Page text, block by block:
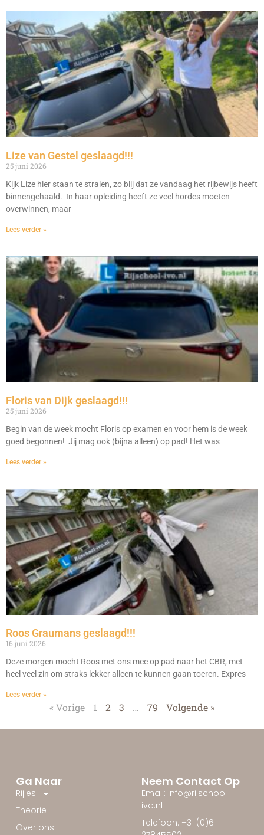
Lize van Gestel geslaagd!!!
25 juni 2026
Kijk Lize hier staan te stralen, zo blij dat ze vandaag het rijbewijs heeft
binnengehaald. In haar opleiding heeft ze veel hordes moeten
overwinnen, maar
Lees verder »
Floris van Dijk geslaagd!!!
25 juni 2026
Begin van de week mocht Floris op examen en voor hem is de week
goed begonnen! Jij mag ook (bijna alleen) op pad! Het was
Lees verder »
Roos Graumans geslaagd!!!
16 juni 2026
Deze morgen mocht Roos met ons mee op pad naar het CBR, met
heel veel zin om straks lekker alleen te kunnen gaan toeren. Expres
Lees verder »
« Vorige 1 2 3 … 79 Volgende »
Ga Naar
Rijles
Theorie
Over ons
Neem Contact Op
Email: info@rijschool-
ivo.nl
Telefoon: +31 (0)6